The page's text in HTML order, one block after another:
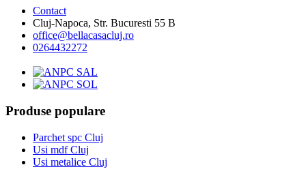
Contact
Cluj-Napoca, Str. Bucuresti 55 B
office@bellacasacluj.ro
0264432272
Produse populare
Parchet spc Cluj
Usi mdf Cluj
Usi metalice Cluj